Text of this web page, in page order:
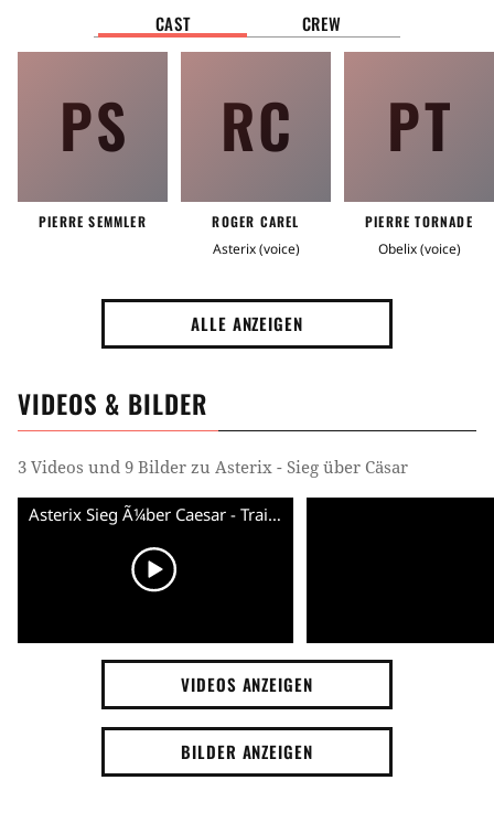
CAST CREW
PS
PIERRE SEMMLER
RC
ROGER CAREL
Asterix (voice)
PT
PIERRE TORNADE
Obelix (voice)
ALLE ANZEIGEN
VIDEOS & BILDER
3 Videos und 9 Bilder zu Asterix - Sieg über Cäsar
Asterix Sieg Ã¼ber Caesar - Trailer (Deutsch)
VIDEOS ANZEIGEN
BILDER ANZEIGEN